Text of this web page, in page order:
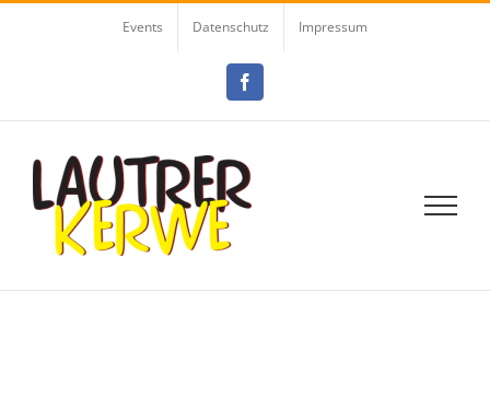
Events Datenschutz Impressum
Facebook